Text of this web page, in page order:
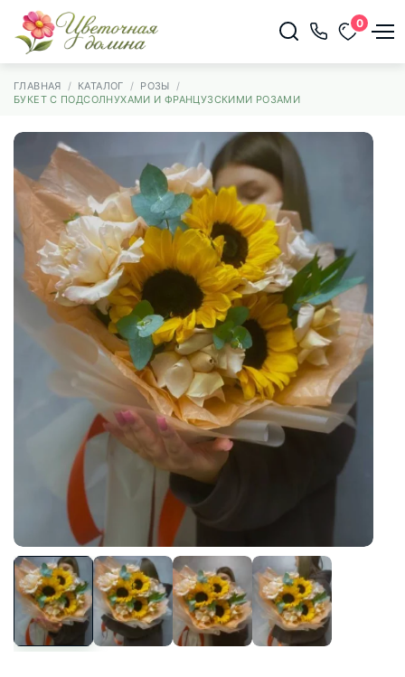
0
ГЛАВНАЯ КАТАЛОГ
РОЗЫ
БУКЕТ С ПОДСОЛНУХАМИ И ФРАНЦУЗСКИМИ РОЗАМИ